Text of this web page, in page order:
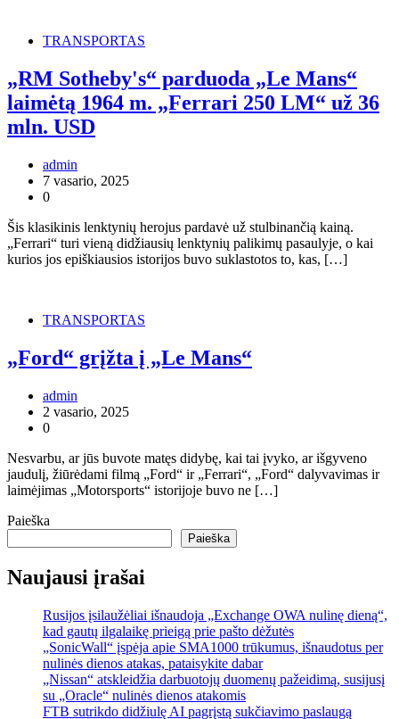
TRANSPORTAS
„RM Sotheby's“ parduoda „Le Mans“
laimėtą 1964 m. „Ferrari 250 LM“ už 36
mln. USD
admin
7 vasario, 2025
0
Šis klasikinis lenktynių herojus pardavė už stulbinančią kainą.
„Ferrari“ turi vieną didžiausių lenktynių palikimų pasaulyje, o kai
kurios jos epiškiausios istorijos buvo suklastotos to, kas, […]
TRANSPORTAS
„Ford“ grįžta į „Le Mans“
admin
2 vasario, 2025
0
Nesvarbu, ar jūs buvote matęs didybę, kai tai įvyko, ar išgyveno
jaudulį, žiūrėdami filmą „Ford“ ir „Ferrari“, „Ford“ dalyvavimas ir
laimėjimas „Motorsports“ istorijoje buvo ne […]
Paieška
Paieška
Naujausi įrašai
Rusijos įsilaužėliai išnaudoja „Exchange OWA nulinę dieną“,
kad gautų ilgalaikę prieigą prie pašto dėžutės
„SonicWall“ įspėja apie SMA1000 trūkumus, išnaudotus per
nulinės dienos atakas, pataisykite dabar
„Nissan“ atskleidžia darbuotojų duomenų pažeidimą, susijusį
su „Oracle“ nulinės dienos atakomis
FTB sutrikdo didžiulę AI pagrįstą sukčiavimo paslaugą